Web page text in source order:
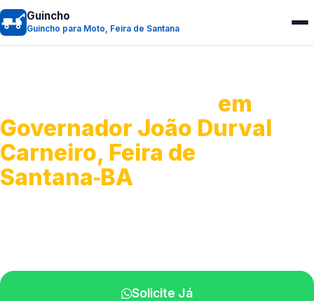
Guincho
Guincho para Moto, Feira de Santana
em
Governador João Durval
Carneiro, Feira de
Santana‑BA
Solicite Já